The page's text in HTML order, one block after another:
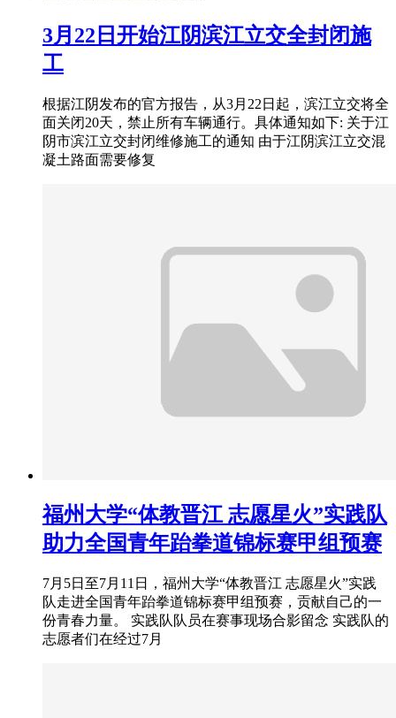
3月22日开始江阴滨江立交全封闭施
工
根据江阴发布的官方报告，从3月22日起，滨江立交将全
面关闭20天，禁止所有车辆通行。具体通知如下: 关于江
阴市滨江立交封闭维修施工的通知 由于江阴滨江立交混
凝土路面需要修复
福州大学“体教晋江 志愿星火”实践队
助力全国青年跆拳道锦标赛甲组预赛
7月5日至7月11日，福州大学“体教晋江 志愿星火”实践
队走进全国青年跆拳道锦标赛甲组预赛，贡献自己的一
份青春力量。 实践队队员在赛事现场合影留念 实践队的
志愿者们在经过7月